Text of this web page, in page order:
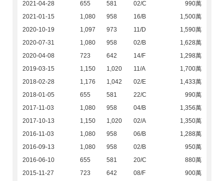
2021-04-28
655 581 02/C
990萬
2021-01-15
1,080 958 16/B
1,500萬
2020-10-19
1,097 973 11/D
1,590萬
2020-07-31
1,080 958 02/B
1,628萬
2020-04-08
723 642 14/F
1,298萬
2019-03-15
1,150 1,020 11/A
1,700萬
2018-02-28
1,176 1,042 02/E
1,433萬
2018-01-05
655 581 22/C
990萬
2017-11-03
1,080 958 04/B
1,356萬
2017-10-13
1,150 1,020 02/A
1,350萬
2016-11-03
1,080 958 06/B
1,288萬
2016-09-13
1,080 958 02/B
950萬
2016-06-10
655 581 20/C
880萬
2015-11-27
723 642 08/F 900萬